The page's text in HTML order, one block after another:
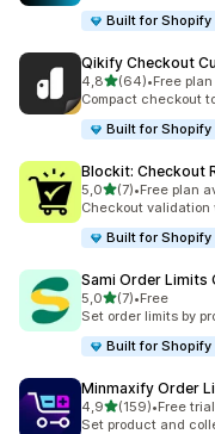
Built for Shopify
Qikify Checkout
4,85 yıldız üzerinden
(64)
toplam 64•Free
Compact checkout
Built for Shopify
Blockit: Checkout
5,05 yıldız üzerinden
(7)
toplam 7•Free plan
Checkout validation
Built for Shopify
Sami Order Limits
5,05 yıldız üzerinden
(7)
toplam 7•Free
Set order limits by
Built for Shopify
Minmaxify Order
4,95 yıldız üzerinden
(159)
toplam 159•Free
Set product and